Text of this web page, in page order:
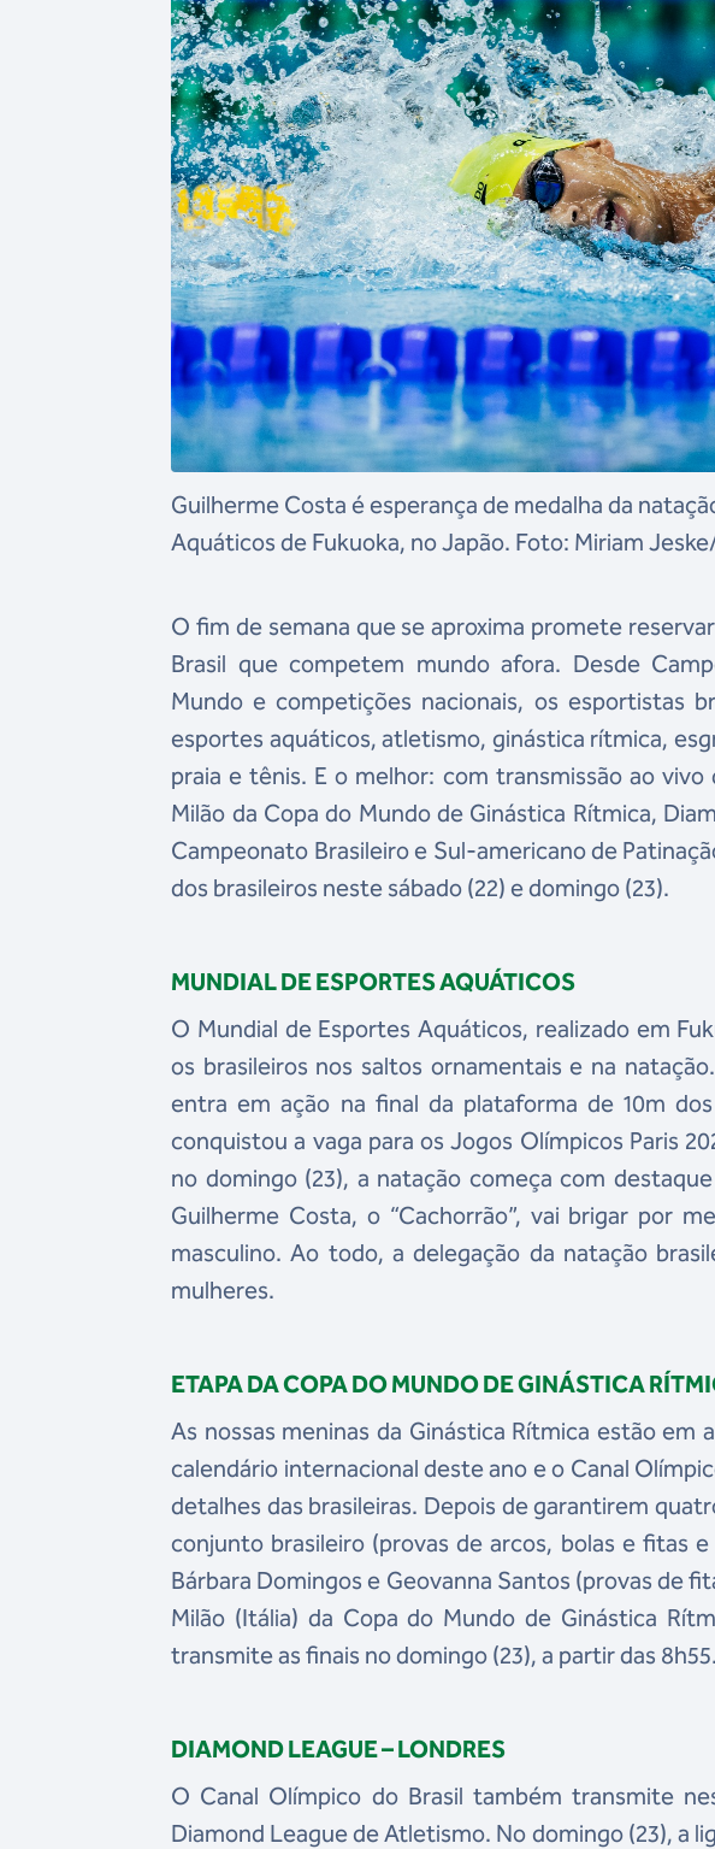
Guilherme Costa é esperança de medalha da
Aquáticos de Fukuoka, no Japão. Foto: Miriam
O fim de semana que se aproxima promete
Brasil que competem mundo afora. Desde
Mundo e competições nacionais, os esportistas
esportes aquáticos, atletismo, ginástica rítmica,
praia e tênis. E o melhor: com transmissão ao
Milão da Copa do Mundo de Ginástica Rítmica,
Campeonato Brasileiro e Sul-americano de
dos brasileiros neste sábado (22) e domingo (23).
MUNDIAL DE ESPORTES AQUÁTICOS
O Mundial de Esportes Aquáticos, realizado em
os brasileiros nos saltos ornamentais e na
entra em ação na final da plataforma de 10m
conquistou a vaga para os Jogos Olímpicos Paris
no domingo (23), a natação começa com
Guilherme Costa, o “Cachorrão”, vai brigar por
masculino. Ao todo, a delegação da natação
mulheres.
ETAPA DA COPA DO MUNDO DE GINÁSTICA
As nossas meninas da Ginástica Rítmica estão
calendário internacional deste ano e o Canal
detalhes das brasileiras. Depois de garantirem
conjunto brasileiro (provas de arcos, bolas e fitas
Bárbara Domingos e Geovanna Santos (provas de
Milão (Itália) da Copa do Mundo de Ginástica
transmite as finais no domingo (23), a partir das 8h55.
DIAMOND LEAGUE – LONDRES
O Canal Olímpico do Brasil também transmite
Diamond League de Atletismo. No domingo (23), a